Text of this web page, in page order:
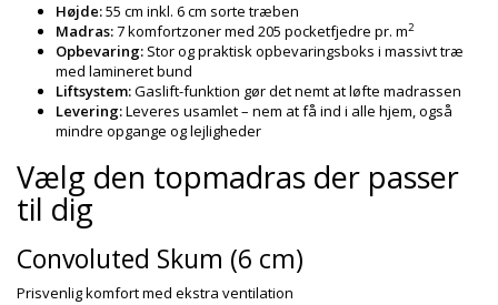
Højde:55 cm inkl. 6 cm sorte træben
Madras:7 komfortzoner med 205 pocketfjedre pr. m2
Opbevaring: Stor og praktisk opbevaringsboks i massivt træ
med lamineret bund
Liftsystem:Gaslift-funktion gør det nemt at løfte madrassen
Levering:Leveres usamlet – nem at få ind i alle hjem, også
mindre opgange og lejligheder
Vælg den topmadras der passer
til dig
Convoluted Skum (6 cm)
Prisvenlig komfort med ekstra ventilation